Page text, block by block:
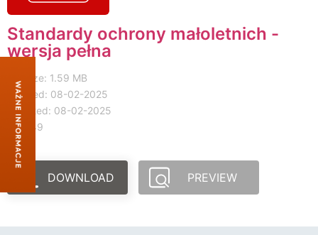
Standardy ochrony małoletnich -
wersja pełna
File size: 1.59 MB
Created: 08-02-2025
Updated: 08-02-2025
Hits: 49
DOWNLOAD PREVIEW